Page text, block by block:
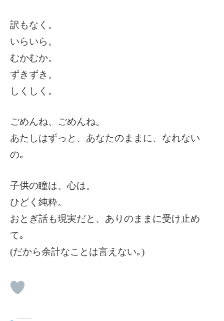
訳もなく。
いらいら。
むかむか。
ずきずき。
しくしく。
ごめんね、ごめんね。
あたしはずっと、あなたのままに、なれない
の｡
子供の瞳は、心は。
ひどく純粋。
おとぎ話も現実だと、ありのままに受け止め
て｡
(だから余計なことは言えない｡)